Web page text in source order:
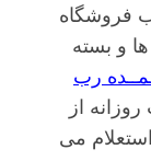
فروشگاه
و بسته
رب
از
می